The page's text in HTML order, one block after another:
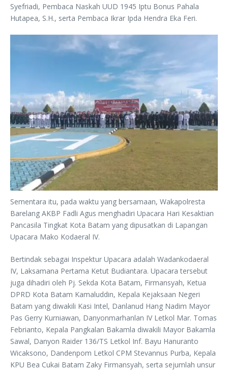
Syefriadi, Pembaca Naskah UUD 1945 Iptu Bonus Pahala
Hutapea, S.H., serta Pembaca Ikrar Ipda Hendra Eka Feri.
Sementara itu, pada waktu yang bersamaan, Wakapolresta
Barelang AKBP Fadli Agus menghadiri Upacara Hari Kesaktian
Pancasila Tingkat Kota Batam yang dipusatkan di Lapangan
Upacara Mako Kodaeral IV.
Bertindak sebagai Inspektur Upacara adalah Wadankodaeral
IV, Laksamana Pertama Ketut Budiantara. Upacara tersebut
juga dihadiri oleh Pj. Sekda Kota Batam, Firmansyah, Ketua
DPRD Kota Batam Kamaluddin, Kepala Kejaksaan Negeri
Batam yang diwakili Kasi Intel, Danlanud Hang Nadim Mayor
Pas Gerry Kurniawan, Danyonmarhanlan IV Letkol Mar. Tomas
Febrianto, Kepala Pangkalan Bakamla diwakili Mayor Bakamla
Sawal, Danyon Raider 136/TS Letkol Inf. Bayu Hanuranto
Wicaksono, Dandenpom Letkol CPM Stevannus Purba, Kepala
KPU Bea Cukai Batam Zaky Firmansyah, serta sejumlah unsur